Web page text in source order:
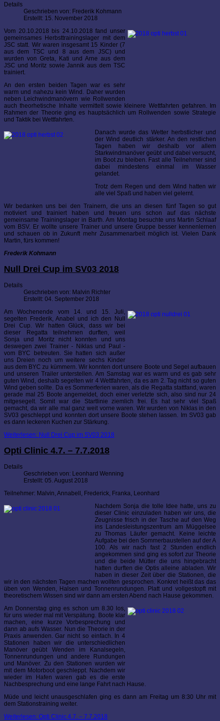
Details
Geschrieben von: Frederik Kohmann
Erstellt: 15. November 2018
Vom 20.10.2018 bis 24.10.2018 fand unser
gemeinsames Herbsttrainingslager mit dem
JSC statt. Wir waren insgesamt 15 Kinder (7
aus dem TSC und 8 aus dem JSC) und
wurden von Greta, Kati und Arne aus dem
JSC und Moritz sowie Jannik aus dem TSC
trainiert.
An den ersten beiden Tagen war es sehr
warm und nahezu kein Wind. Daher wurden
neben Leichwindmanövern wie Rollwenden
auch theorhetische Inhalte vermittelt sowie kleinere Wettfahrten gefahren. Im
Rahmen der Theorie ging es hauptsächlich um Rollwenden sowie Strategie
und Taktik bei Wettfahrten.
Danach wurde das Wetter herbstlicher und
der Wind deutlich stärker. An den restlichen
Tagen haben wir deshalb vor allem
Starkwindmanöver geübt und dabei versucht,
im Boot zu bleiben. Fast alle Teilnehmer sind
dabei mindestens einmal im Wasser
gelandet.
Trotz dem Regen und dem Wind hatten wir
alle viel Spaß und haben viel gelernt.
Wir bedanken uns bei den Trainern, die uns an diesen fünf Tagen so gut
motiviert und trainiert haben und freuen uns schon auf das nächste
gemeinsame Trainingslager in Barth. Am Montag besuchte uns Martin Schlaaf
vom BSV. Er wollte unsere Trainer und unsere Gruppe besser kennenlernen
und schauen ob in Zukunft mehr Zusammenarbeit möglich ist. Vielen Dank
Martin, fürs kommen!
Frederik Kohmann
Null Drei Cup im SV03 2018
Details
Geschrieben von: Malvin Richter
Erstellt: 04. September 2018
Am Wochenende vom 14. und 15. Juli,
segelten Frederik, Anabel und ich den Null
Drei Cup. Wir hatten Glück, dass wir bei
dieser Regatta teilnehmen durften, weil
Sonja und Moritz nicht konnten und uns
deswegen zwei Trainer - Niklas und Paul -
vom BYC betreuten. Sie hatten sich außer
uns Dreien noch um weitere sechs Kinder
aus dem BYC zu kümmern. Wir konnten dort unsere Boote und Segel aufbauen
und unseren Trailer unterstellen. Am Samstag war es warm und es gab sehr
guten Wind, deshalb segelten wir 4 Wettfahrten, da es am 2. Tag nicht so guten
Wind geben sollte. Da es Sommerferien waren, als die Regatta stattfand, waren
gerade mal 25 Boote angemeldet, doch einer verletzte sich, also sind nur 24
mitgesegelt. Somit war die Startlinie ziemlich frei. Es hat sehr viel Spaß
gemacht, da wir alle mal ganz weit vorne waren. Wir wurden von Niklas in den
SV03 geschleppt und konnten dort unsere Boote stehen lassen. Im SV03 gab
es dann leckeren Kuchen zur Stärkung.
Weiterlesen: Null Drei Cup im SV03 2018
Opti Clinic 4.7. – 7.7.2018
Details
Geschrieben von: Leonhard Wenning
Erstellt: 05. August 2018
Teilnehmer: Malvin, Annabell, Frederick, Franka, Leonhard
Nachdem Sonja die tolle Idee hatte, uns zu
dieser Clinic einzuladen haben wir uns, die
Zeugnisse frisch in der Tasche auf den Weg
ins Landesleistungszentrum am Müggelsee
zu Thomas Läufer gemacht. Keine leichte
Aufgabe bei den Sommerbaustellen auf der A
100. Als wir nach fast 2 Stunden endlich
angekommen sind ging es sofort zur Theorie
und die beide Mütter die uns hingebracht
hatten durften die Optis alleine abladen. Wir
haben in dieser Zeit über die Stationen, die
wir in den nächsten Tagen machen wollten gesprochen. Konkret heißt das das
üben von Wenden, Halsen und Tonnenrundungen. Platt und vollgestopft mit
theoretischem Wissen sind wir dann am ersten Abend nach Hause gekommen.
Am Donnerstag ging es schon um 8.30 los,
für uns wieder mal mit Verspätung. Boote klar
machen, eine kurze Vorbesprechung und
dann ab aufs Wasser. Nun die Theorie in der
Praxis anwenden. Gar nicht so einfach. In 4
Stationen haben wir die unterschiedlichen
Manöver geübt Wenden im Kanalsegeln,
Tonnenrundungen und andere Rundungen
und Manöver. Zu den Stationen wurden wir
mit dem Motorboot geschleppt. Nachdem wir
wieder im Hafen waren gab es die erste
Nachbesprechung und eine lange Fahrt nach Hause.
Müde und leicht unausgeschlafen ging es dann am Freitag um 8:30 Uhr mit
dem Stationstraining weiter.
Weiterlesen: Opti Clinic 4.7. – 7.7.2018